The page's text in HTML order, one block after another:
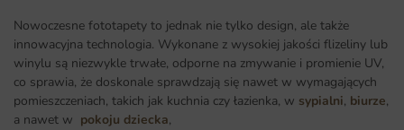
Nowoczesne fototapety to jednak nie tylko design, ale także
innowacyjna technologia. Wykonane z wysokiej jakości flizeliny lub
winylu są niezwykle trwałe, odporne na zmywanie i promienie UV,
co sprawia, że doskonale sprawdzają się nawet w wymagających
pomieszczeniach, takich jak kuchnia czy łazienka, w sypialni, biurze,
a nawet w pokoju dziecka,